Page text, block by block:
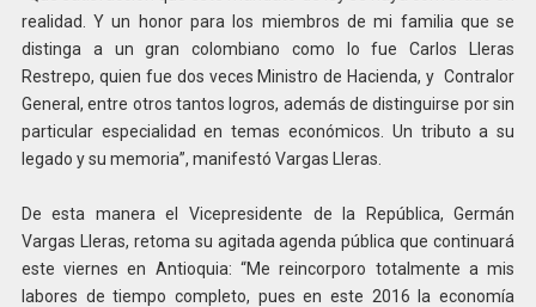
realidad. Y un honor para los miembros de mi familia que se
distinga a un gran colombiano como lo fue Carlos Lleras
Restrepo, quien fue dos veces Ministro de Hacienda, y Contralor
General, entre otros tantos logros, además de distinguirse por sin
particular especialidad en temas económicos. Un tributo a su
legado y su memoria”, manifestó Vargas Lleras.
De esta manera el Vicepresidente de la República, Germán
Vargas Lleras, retoma su agitada agenda pública que continuará
este viernes en Antioquia: “Me reincorporo totalmente a mis
labores de tiempo completo, pues en este 2016 la economía